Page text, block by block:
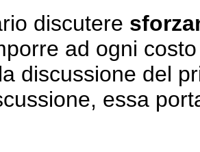
discutere
ad ogni
discussione del
essa